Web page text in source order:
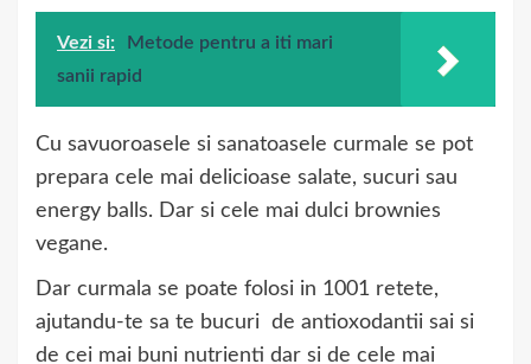
Vezi si:
Metode pentru a iti mari
sanii rapid
Cu savuoroasele si sanatoasele curmale se pot
prepara cele mai delicioase salate, sucuri sau
energy balls. Dar si cele mai dulci brownies
vegane.
Dar curmala se poate folosi in 1001 retete,
ajutandu-te sa te bucuri de antioxodantii sai si
de cei mai buni nutrienti dar si de cele mai